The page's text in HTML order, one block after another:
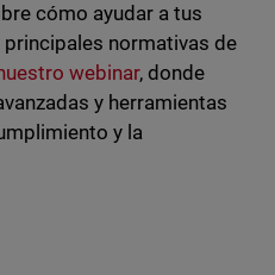
cómo ayudar a tus
normativas de
webinar, donde
y herramientas
y la